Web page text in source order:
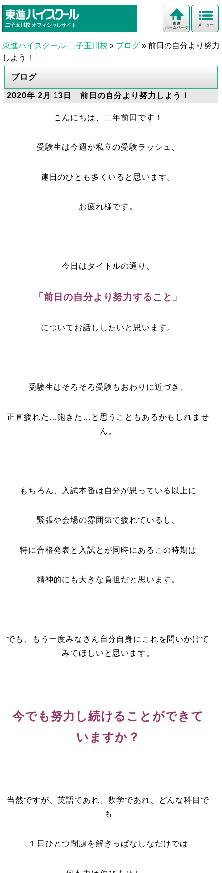
二子玉川校 オフィシャルサイト メニュー
東進
ホームページ
東進ハイスクール 二子玉川校 » ブログ » 前日の自分より努力
しよう！
ブログ
2020年 2月 13日 前日の自分より努力しよう！
こんにちは、二年前田です！
受験生は今週が私立の受験ラッシュ、
連日のひとも多くいると思います。
お疲れ様です。
今日はタイトルの通り、
「前日の自分より努力すること」
についてお話ししたいと思います。
受験生はそろそろ受験もおわりに近づき、
正直疲れた…飽きた…と思うこともあるかもしれませ
ん。
もちろん、入試本番は自分が思っている以上に
緊張や会場の雰囲気で疲れているし、
特に合格発表と入試とが同時にあるこの時期は
精神的にも大きな負担だと思います。
でも、もう一度みなさん自分自身にこれを問いかけて
みてほしいと思います。
今でも努力し続けることができて
いますか？
当然ですが、英語であれ、数学であれ、どんな科目で
も
１日ひとつ問題を解きっぱなしなだけでは